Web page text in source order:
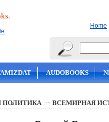
Home
AUDOBOOKS
ПОЛИТИКА ВСЕМИРНАЯ